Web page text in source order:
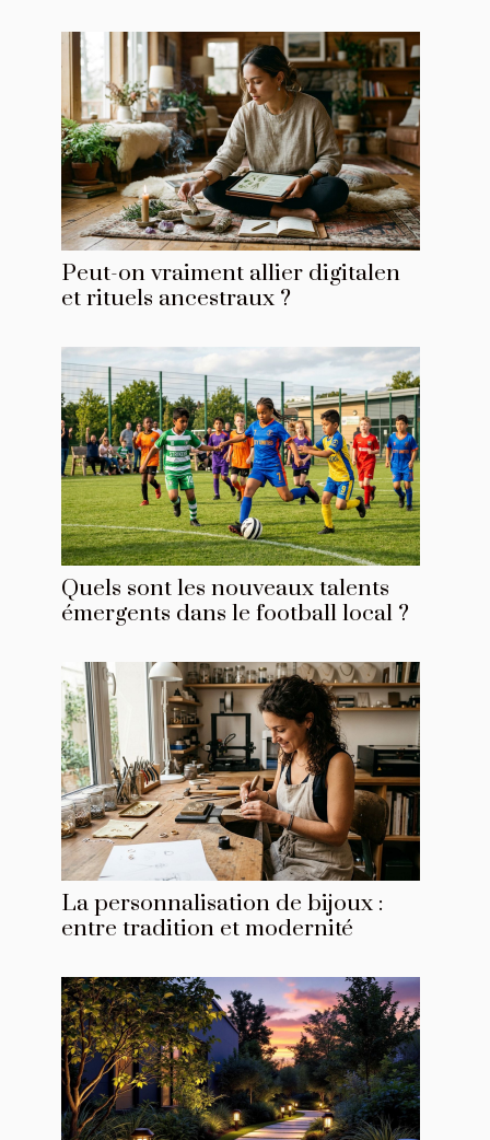
Peut-on vraiment allier digitalen
et rituels ancestraux ?
Quels sont les nouveaux talents
émergents dans le football local ?
La personnalisation de bijoux :
entre tradition et modernité